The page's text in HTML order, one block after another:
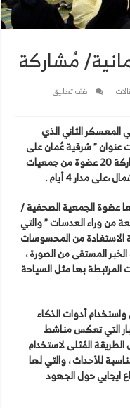
مُشاركة
اضف تعليق
الثاني الذي
عنوان ” شرقية عُمان على
جبال ظفار ” والذي أقيم بمحافظة ظفار بمشاركة 20 عضوة من جمعيات
مدار 4 أيام .
عضوة الجمعية الصحفية /
من وراء العدسات ” والتي
الاستفادة من المحسوسات
المستقى من الصورة ،
المرتبطة بها مثل السياحة
أدوات الذكاء
التي تعكس مناشط
المُثلى لاستخدام
للأحداث ، والتي لها
ايجابي حول الجهود